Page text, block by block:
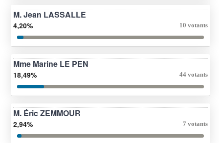
M. Jean LASSALLE
4,20% 10 votants
Mme Marine LE PEN
18,49% 44 votants
M. Éric ZEMMOUR
2,94% 7 votants